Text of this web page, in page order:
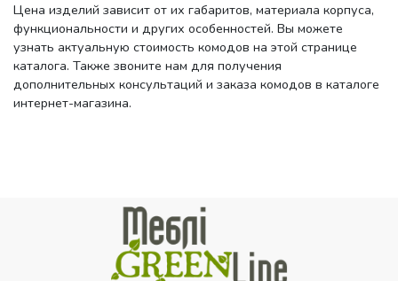
Цена изделий зависит от их габаритов, материала корпуса,
функциональности и других особенностей. Вы можете
узнать актуальную стоимость комодов на этой странице
каталога. Также звоните нам для получения
дополнительных консультаций и заказа комодов в каталоге
интернет-магазина.